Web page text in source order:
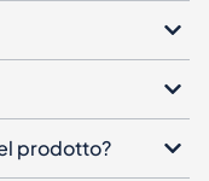
prodotto?